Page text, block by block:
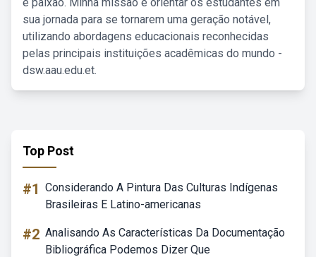
sua jornada para se tornarem uma geração notável,
utilizando abordagens educacionais reconhecidas
pelas principais instituições acadêmicas do mundo -
dsw.aau.edu.et.
Top Post
#1 Considerando A Pintura Das Culturas Indígenas
Brasileiras E Latino-americanas
#2 Analisando As Características Da Documentação
Bibliográfica Podemos Dizer Que